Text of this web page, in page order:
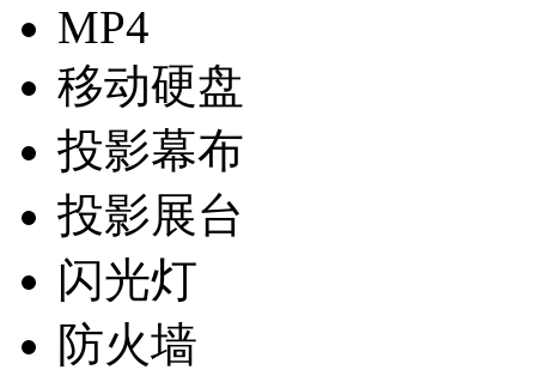
MP4
移动硬盘
投影幕布
投影展台
闪光灯
防火墙